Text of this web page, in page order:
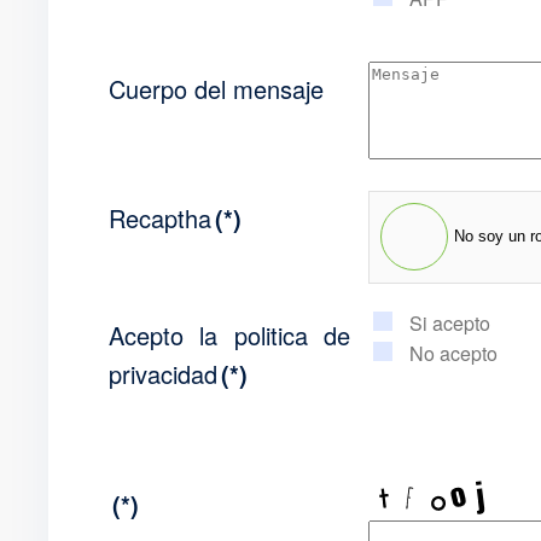
Cuerpo del mensaje
Recaptha(*)
No soy un
Acepto la politica de
privacidad(*)
Si acepto
No acepto
(*)